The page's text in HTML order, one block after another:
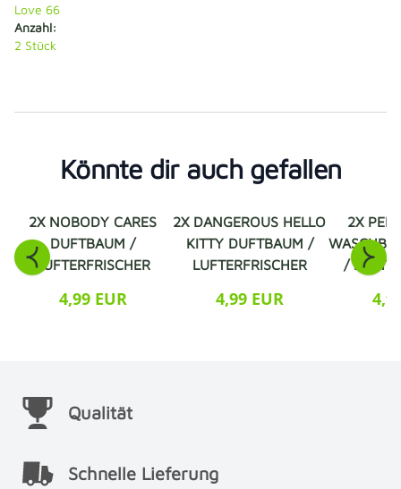
Love 66
Anzahl:
2 Stück
Könnte dir auch gefallen
2X NOBODY CARES
DUFTBAUM /
LUFTERFRISCHER
4,99 EUR
2X DANGEROUS HELLO
KITTY DUFTBAUM /
LUFTERFRISCHER
4,99 EUR
2X
/
Qualität
Schnelle Lieferung